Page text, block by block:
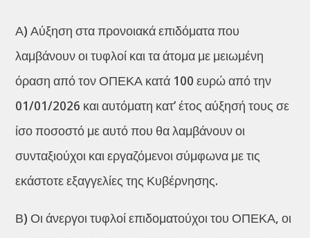
Α) Αύξηση στα προνοιακά επιδόματα που
λαμβάνουν οι τυφλοί και τα άτομα με μειωμένη
όραση από τον ΟΠΕΚΑ κατά 100 ευρώ από την
01/01/2026 και αυτόματη κατ’ έτος αύξησή τους σε
ίσο ποσοστό με αυτό που θα λαμβάνουν οι
συνταξιούχοι και εργαζόμενοι σύμφωνα με τις
εκάστοτε εξαγγελίες της Κυβέρνησης.
Β) Οι άνεργοι τυφλοί επιδοματούχοι του ΟΠΕΚΑ, οι